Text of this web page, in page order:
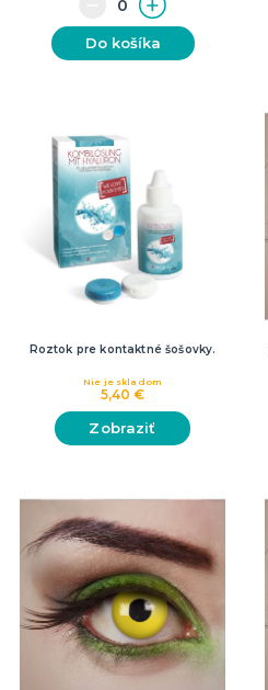
Do košíka
Roztok pre kontaktné šošovky.
5,40 €
Nie je skladom
Zobraziť